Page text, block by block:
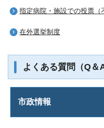
指定病院・施設での投票（
在外選挙制度
よくある質問（Q＆
市政情報